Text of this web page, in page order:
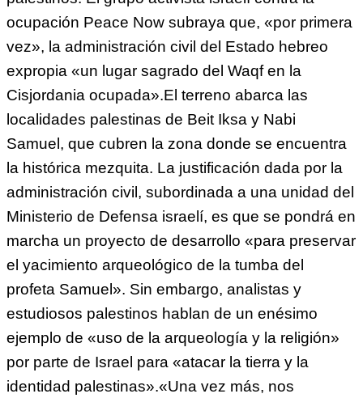
ocupación Peace Now subraya que, «por primera
vez», la administración civil del Estado hebreo
expropia «un lugar sagrado del Waqf en la
Cisjordania ocupada».El terreno abarca las
localidades palestinas de Beit Iksa y Nabi
Samuel, que cubren la zona donde se encuentra
la histórica mezquita. La justificación dada por la
administración civil, subordinada a una unidad del
Ministerio de Defensa israelí, es que se pondrá en
marcha un proyecto de desarrollo «para preservar
el yacimiento arqueológico de la tumba del
profeta Samuel». Sin embargo, analistas y
estudiosos palestinos hablan de un enésimo
ejemplo de «uso de la arqueología y la religión»
por parte de Israel para «atacar la tierra y la
identidad palestinas».«Una vez más, nos